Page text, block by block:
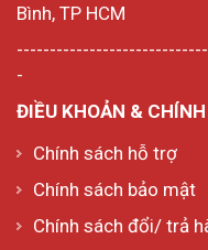
Bình, TP HCM
-
ĐIỀU KHOẢN &
Chính sách hỗ trợ
Chính sách bảo mật
Chính sách đổi/ trả